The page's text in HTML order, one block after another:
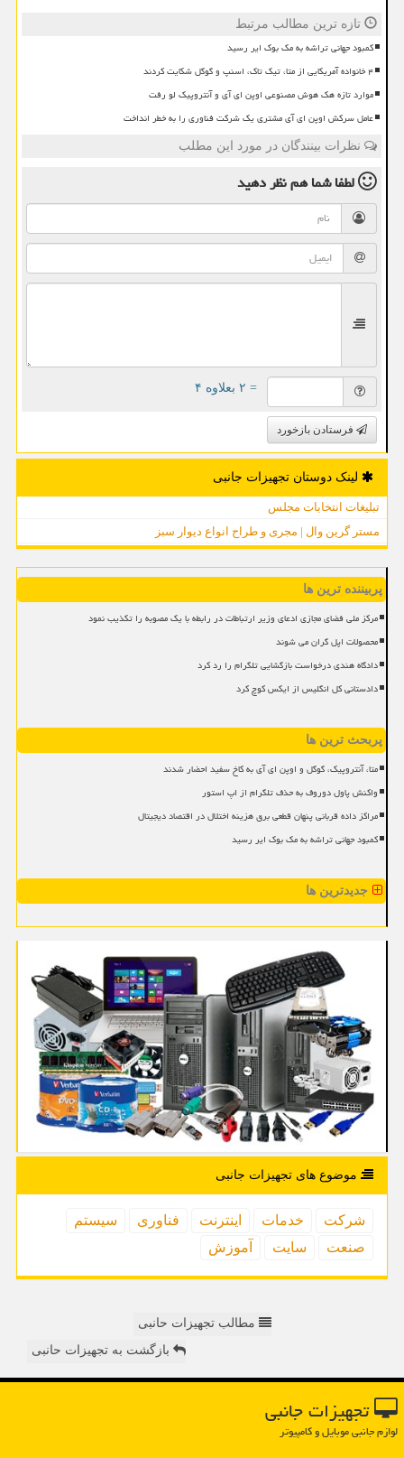
تازه ترین مطالب مرتبط
کمبود جهانی تراشه به مک بوک ایر رسید
۴ خانواده آمریکایی از متا، تیک تاک، اسنپ و گوگل شکایت کردند
موارد تازه هک هوش مصنوعی اوپن ای آی و آنتروپیک لو رفت
عامل سرکش اوپن ای آی مشتری یک شرکت فناوری را به خطر انداخت
نظرات بینندگان در مورد این مطلب
لطفا شما همنظر دهید
= ۲ بعلاوه ۴
فرستادن بازخورد
لینک دوستان تجهیزات جانبی
تبلیغات انتخابات مجلس
مستر گرین وال | مجری و طراح انواع دیوار سبز
پربیننده ترین ها
مرکز ملی فضای مجازی ادعای وزیر ارتباطات در رابطه با یک مصوبه را تکذیب نمود
محصولات اپل گران می شوند
دادگاه هندی درخواست بازگشایی تلگرام را رد کرد
دادستانی کل انگلیس از ایکس کوچ کرد
پربحث ترین ها
متا، آنتروپیک، گوگل و اوپن ای آی به کاخ سفید احضار شدند
واکنش پاول دوروف به حذف تلگرام از اپ استور
مراکز داده قربانی پنهان قطعی برق هزینه اختلال در اقتصاد دیجیتال
کمبود جهانی تراشه به مک بوک ایر رسید
جدیدترین ها
موضوع های تجهیزات جانبی
شركت خدمات اینترنت فناوری
سیستم
صنعت
سایت آموزش
مطالب تجهیزات حانبی
بازگشت به تجهیزات حانبی
تجهیزات جانبی
لوازم جانبی موبایل و کامپیوتر